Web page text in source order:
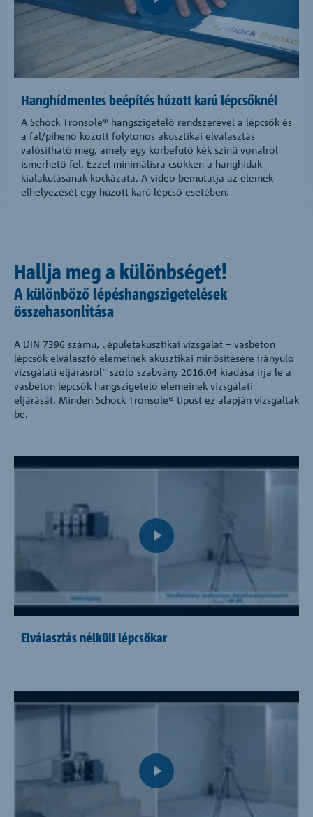
Hanghídmentes beépítés húzott karú lépcsőknél
A Schöck Tronsole® hangszigetelő rendszerével a lépcsők és
a fal/pihenő között folytonos akusztikai elválasztás
valósítható meg, amely egy körbefutó kék színű vonalról
ismerhető fel. Ezzel minimálisra csökken a hanghidak
kialakulásának kockázata. A video bemutatja az elemek
elhelyezését egy húzott karú lépcső esetében.
Hallja meg a különbséget!
A különböző lépéshangszigetelések
összehasonlítása
A DIN 7396 számú, „épületakusztikai vizsgálat – vasbeton
lépcsők elválasztó elemeinek akusztikai minősítésére irányuló
vizsgálati eljárásról” szóló szabvány 2016.04 kiadása írja le a
vasbeton lépcsők hangszigetelő elemeinek vizsgálati
eljárását. Minden Schöck Tronsole® típust ez alapján vizsgáltak
be.
Elválasztás nélküli lépcsőkar